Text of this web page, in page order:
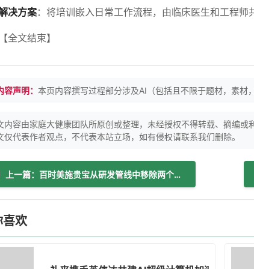
决方案：将培训嵌入日常工作流程，由临床医生和工程师
【全文结束】
容声明： 本页内容撰写过程部分涉及AI（包括且不限于题材，素材
内容由家庭大健康团队所原创或整理，未经授权不得转载、摘编或
仅代表作者观点，不代表本站立场，如有侵权请联系我们删除。
上一篇：百时美施贵宝从研发管线中移除两个临床项目 一来自Mirati另一来自Exscientia
喜欢